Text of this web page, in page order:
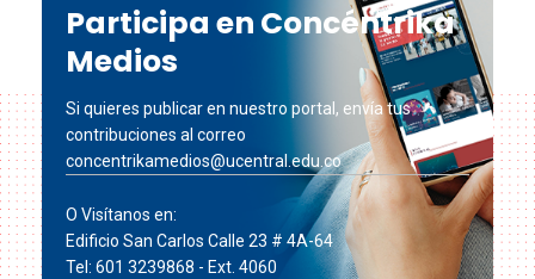
Participa en Concéntrika
Medios
Si quieres publicar en nuestro portal, envía tus
contribuciones al correo
concentrikamedios@ucentral.edu.co
O Visítanos en:
Edificio San Carlos Calle 23 # 4A-64
Tel: 601 3239868 - Ext. 4060